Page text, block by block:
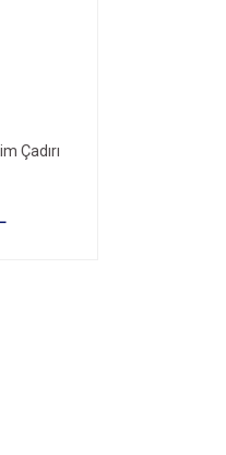
Çadırı